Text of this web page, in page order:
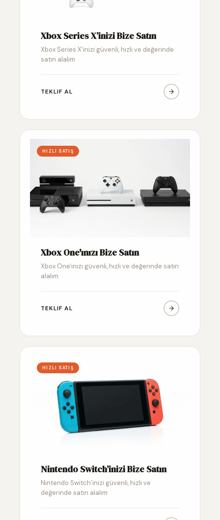
Xbox Series X’inizi Bize Satın
Xbox Series X’inizi güvenli, hızlı ve değerinde
satın alalım
TEKLIF AL
HIZLI SATIŞ
Xbox One'ınızı Bize Satın
Xbox One'ınızı güvenli, hızlı ve değerinde satın
alalım
TEKLIF AL
HIZLI SATIŞ
Nintendo Switch’inizi Bize Satın
Nintendo Switch’inizi güvenli, hızlı ve
değerinde satın alalım